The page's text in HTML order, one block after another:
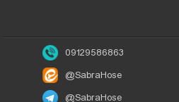
09129586863
@SabraHose
@SabraHose